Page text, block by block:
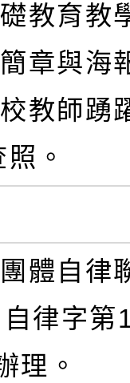
教育教
章與海
教師踴
。
體自律
律字第
理。